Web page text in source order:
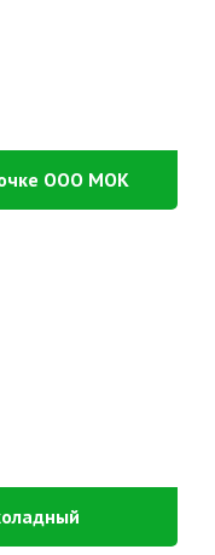
ООО МОК